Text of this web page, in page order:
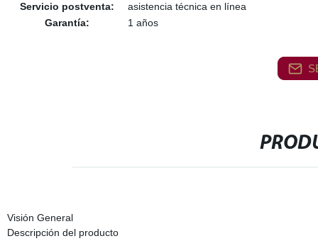
Servicio postventa:
asistencia técnica en línea
Garantía:
1 años
Visión General
Descripción del producto